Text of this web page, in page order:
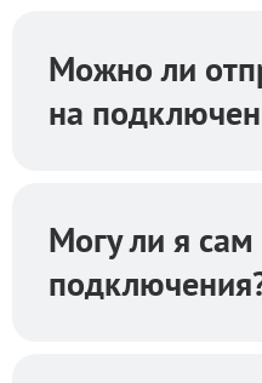
Можно ли
на
Могу ли я